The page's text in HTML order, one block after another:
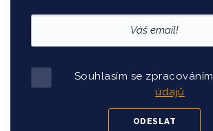
Souhlasím se zpracováním
údajů